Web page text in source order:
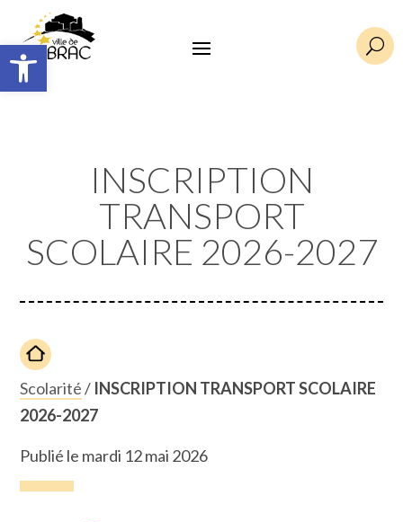
Ouvrir la barre d’outils U
INSCRIPTION
TRANSPORT
SCOLAIRE 2026-2027
Scolarité/ INSCRIPTION TRANSPORT SCOLAIRE
2026-2027
Publié le mardi 12 mai 2026